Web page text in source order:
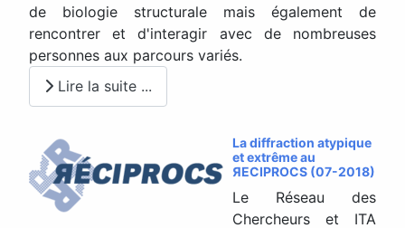
de biologie structurale mais également de
rencontrer et d'interagir avec de nombreuses
personnes aux parcours variés.
Lire la suite ...
La diffraction atypique
et extrême au
ЯECIPROCS (07-2018)
Le Réseau des
Chercheurs et ITA